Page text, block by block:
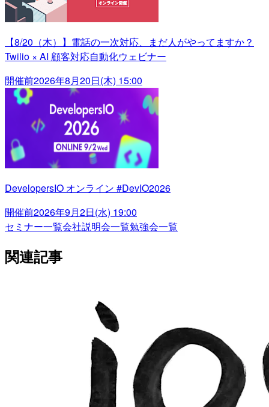
【8/20（木）】電話の一次対応、まだ人がやってますか？
Twilio × AI 顧客対応自動化ウェビナー
開催前2026年8月20日(木) 15:00
DevelopersIO オンライン #DevIO2026
開催前2026年9月2日(水) 19:00
セミナー一覧会社説明会一覧勉強会一覧
関連記事